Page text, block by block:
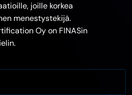
joille korkea
menestystekijä.
Oy on FINASin